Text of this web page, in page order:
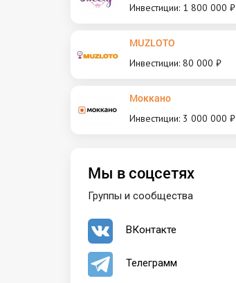
Инвестиции: 1 800 000 ₽
MUZLOTO
Инвестиции: 80 000 ₽
Моккано
Инвестиции: 3 000 000 ₽
Мы в соцсетях
Группы и сообщества
ВКонтакте
Телеграмм